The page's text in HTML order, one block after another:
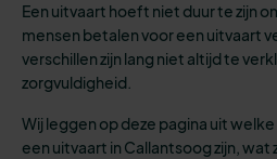
Een uitvaart hoeft niet duur te zijn
mensen betalen voor een uitvaart
verschillen zijn lang niet altijd te
zorgvuldigheid.
Wij leggen op deze pagina uit
een uitvaart in Callantsoog zijn, wat